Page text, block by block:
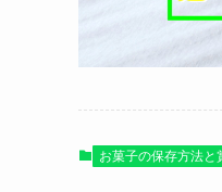
1回きりだ